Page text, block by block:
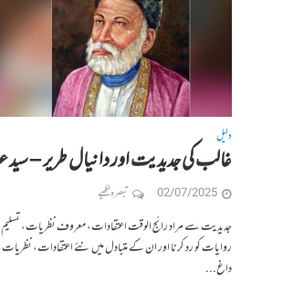
دلیل
غالب کی جدیدیت اور دانیال طریر – سید
02/07/2025 تبصرہ لکھیے
جدیدیت سے مراد رائج الوقت اعتقادات، معروف نظریات، تسلیم
روایات کو رد کرنا اور ان کے متبادل میں نئے اعتقادات،
داغ...